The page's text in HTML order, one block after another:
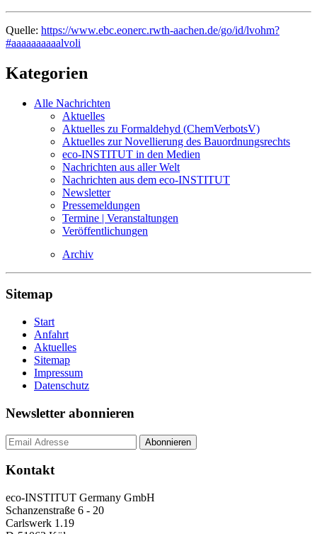
Quelle: https://www.ebc.eonerc.rwth-aachen.de/go/id/lvohm?
#aaaaaaaaaalvoli
Kategorien
Alle Nachrichten
Aktuelles
Aktuelles zu Formaldehyd (ChemVerbotsV)
Aktuelles zur Novellierung des Bauordnungsrechts
eco-INSTITUT in den Medien
Nachrichten aus aller Welt
Nachrichten aus dem eco-INSTITUT
Newsletter
Pressemeldungen
Termine | Veranstaltungen
Veröffentlichungen
Archiv
Sitemap
Start
Anfahrt
Aktuelles
Sitemap
Impressum
Datenschutz
Newsletter abonnieren
Kontakt
eco-INSTITUT Germany GmbH
Schanzenstraße 6 - 20
Carlswerk 1.19